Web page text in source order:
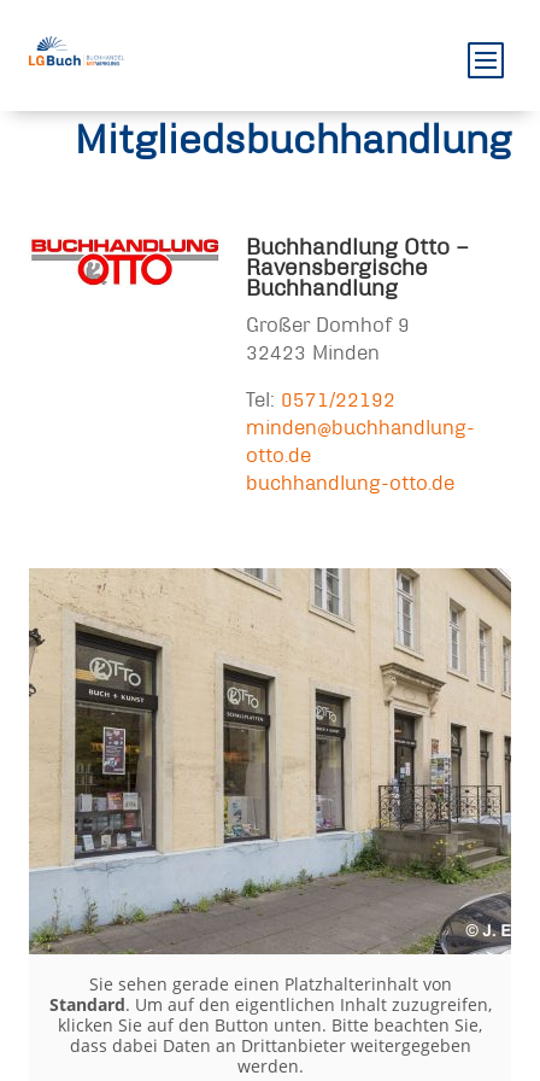
Mitgliedsbuchhandlung
Buchhandlung Otto –
Ravensbergische
Buchhandlung
Großer Domhof 9
32423 Minden
Tel: 0571/22192
minden@buchhandlung-
otto.de
buchhandlung-otto.de
Sie sehen gerade einen Platzhalterinhalt von
Standard. Um auf den eigentlichen Inhalt zuzugreifen,
klicken Sie auf den Button unten. Bitte beachten Sie,
dass dabei Daten an Drittanbieter weitergegeben
werden.